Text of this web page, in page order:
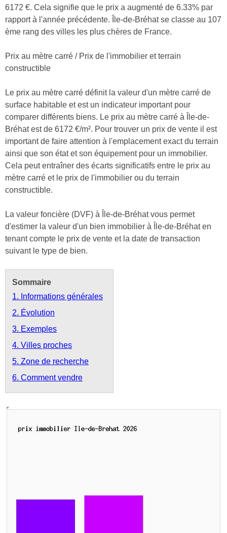
6172 €. Cela signifie que le prix a augmenté de 6.33% par
rapport à l'année précédente. Île-de-Bréhat se classe au 107
ème rang des villes les plus chères de France.
Prix au mètre carré / Prix de l'immobilier et terrain
constructible
Le prix au mètre carré définit la valeur d'un mètre carré de
surface habitable et est un indicateur important pour
comparer différents biens. Le prix au mètre carré à Île-de-
Bréhat est de 6172 €/m². Pour trouver un prix de vente il est
important de faire attention à l'emplacement exact du terrain
ainsi que son état et son équipement pour un immobilier.
Cela peut entraîner des écarts significatifs entre le prix au
mètre carré et le prix de l'immobilier ou du terrain
constructible.
La valeur foncière (DVF) à Île-de-Bréhat vous permet
d'estimer la valeur d'un bien immobilier à Île-de-Bréhat en
tenant compte le prix de vente et la date de transaction
suivant le type de bien.
Sommaire
1. Informations générales
2. Évolution
3. Exemples
4. Villes proches
5. Zone de recherche
6. Comment vendre